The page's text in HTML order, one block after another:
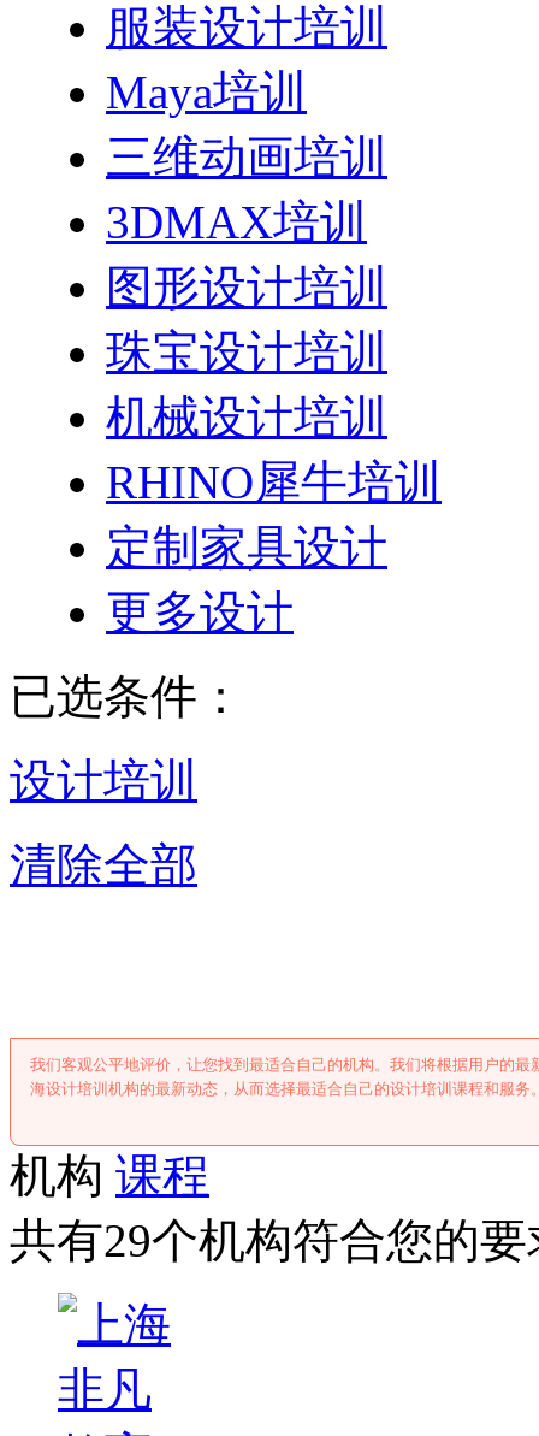
服装设计培训
Maya培训
三维动画培训
3DMAX培训
图形设计培训
珠宝设计培训
机械设计培训
RHINO犀牛培训
定制家具设计
更多设计
已选条件：
设计培训
清除全部
我们客观公平地评价，让您找到最适合自己的机构。我们将根据用户的
海设计培训机构的最新动态，从而选择最适合自己的设计培训课程和服务
机构 课程
共有29个机构符合您的要